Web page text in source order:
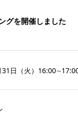
グを開催しました
31日（火）